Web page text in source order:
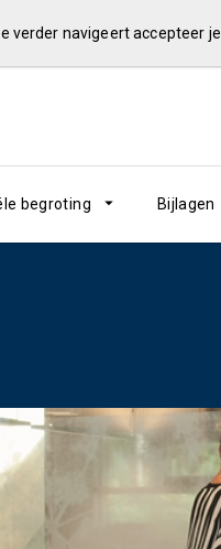
verder navigeert accepteer je
begroting Bijlagen